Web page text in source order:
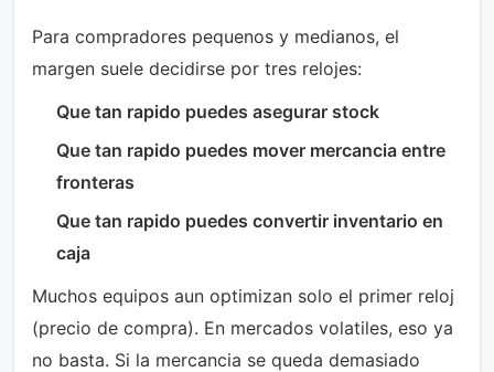
Para compradores pequenos y medianos, el
margen suele decidirse por tres relojes:
Que tan rapido puedes asegurar stock
Que tan rapido puedes mover mercancia entre
fronteras
Que tan rapido puedes convertir inventario en
caja
Muchos equipos aun optimizan solo el primer reloj
(precio de compra). En mercados volatiles, eso ya
no basta. Si la mercancia se queda demasiado